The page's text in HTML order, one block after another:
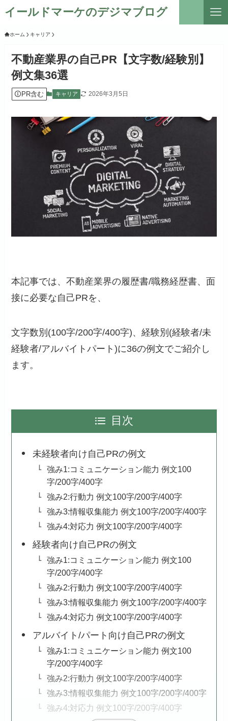
イールドマーケのデジマブログ
ホーム キャリア
不動産業界の自己PR【文字数/経験別】
例文集36選
PR含む キャリア 2026年3月5日
本記事では、不動産業界の履歴書/職務経歴書、面
接に必要な自己PRを、
文字数別(100字/200字/400字)、経験別(経験者/未
経験者/アルバイトパート)に36の例文でご紹介し
ます。
目次
未経験者向け自己PRの例文
強み1:コミュニケーション能力 例文100
字/200字/400字
強み2:行動力 例文100字/200字/400字
強み3:情報収集能力 例文100字/200字/400字
強み4:対応力 例文100字/200字/400字
経験者向け自己PRの例文
強み1:コミュニケーション能力 例文100
字/200字/400字
強み2:行動力 例文100字/200字/400字
強み3:情報収集能力 例文100字/200字/400字
強み4:対応力 例文100字/200字/400字
アルバイト/パート向け自己PRの例文
強み1:コミュニケーション能力 例文100
字/200字/400字
強み2:行動力 例文100字/200字/400字
強み3:情報収集能力 例文100字/200字/400字
強み4:対応力 例文100字/200字/400字